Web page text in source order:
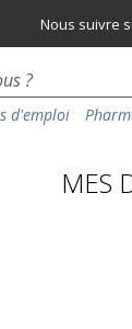
Nous suivre
d'emploi
MES